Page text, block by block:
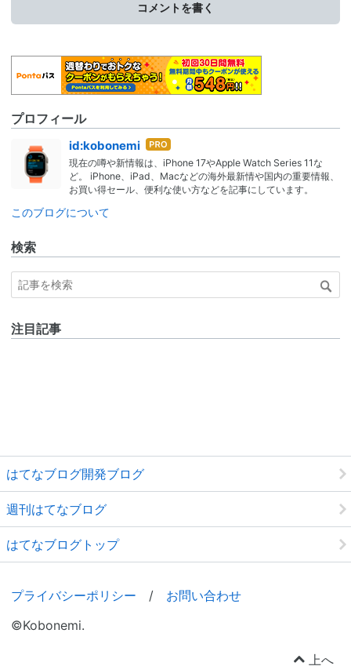
コメントを書く
プロフィール
id:kobonemi はて
なブ
ログ
Pro
現在の噂や新情報は、iPhone 17やApple Watch Series 11な
ど。 iPhone、iPad、Macなどの海外最新情や国内の重要情報、
お買い得セール、便利な使い方などを記事にしています。
このブログについて
検索
注目記事
はてなブログ開発ブログ
週刊はてなブログ
はてなブログトップ
プライバシーポリシー / お問い合わせ
©Kobonemi.
上へ